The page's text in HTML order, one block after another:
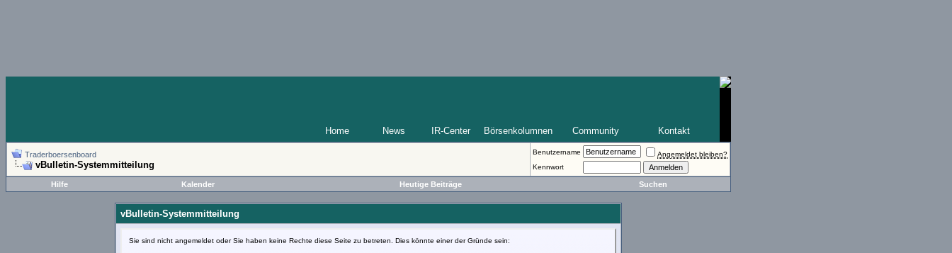
Home News IR-Center Börsenkolumnen Community Kontakt
Traderboersenboard
vBulletin-Systemmitteilung
Benutzername
Angemeldet bleiben?
Kennwort
Hilfe Kalender Heutige Beiträge Suchen
vBulletin-Systemmitteilung
Sie sind nicht angemeldet oder Sie haben keine Rechte diese Seite zu betreten. Dies könnte einer der Gründe sein: